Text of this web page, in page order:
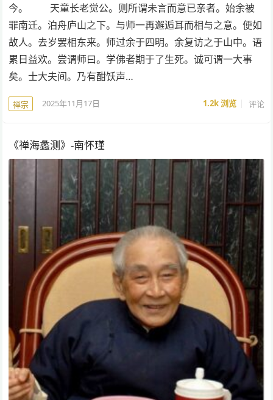
今。 天童长老觉公。则所谓未言而意已亲者。始余被
罪南迁。泊舟庐山之下。与师一再邂逅耳而相与之意。便如
故人。去岁罢相东来。师过余于四明。余复访之于山中。语
累日益欢。尝谓师曰。学佛者期于了生死。诚可谓一大事
矣。士大夫间。乃有酣饫声…
禅宗 2025年11月17日 1.2k浏览 评论
《禅海蠡测》-南怀瑾